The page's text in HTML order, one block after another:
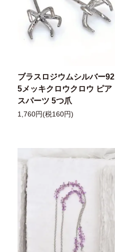
ブラスロジウムシルバー92
5メッキクロウクロウ ピア
スパーツ 5つ爪
1,760円(税160円)